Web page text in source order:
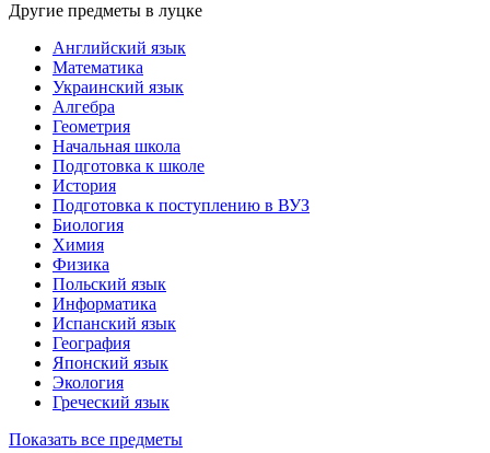
Другие предметы в луцке
Английский язык
Математика
Украинский язык
Алгебра
Геометрия
Начальная школа
Подготовка к школе
История
Подготовка к поступлению в ВУЗ
Биология
Химия
Физика
Польский язык
Информатика
Испанский язык
География
Японский язык
Экология
Греческий язык
Показать все предметы